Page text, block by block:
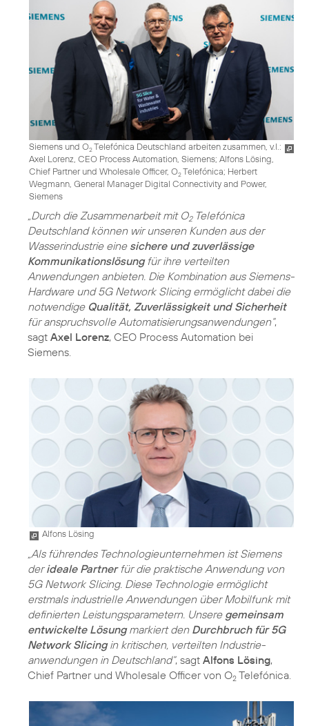
Siemens und O2Telefónica Deutschland arbeiten zusammen, v.l.:
Axel Lorenz, CEO Process Automation, Siemens; Alfons Lösing,
Chief Partner und Wholesale Officer, O2Telefónica; Herbert
Wegmann, General Manager Digital Connectivity and Power,
Siemens
„Durch die Zusammenarbeit mit O2Telefónica
Deutschland können wir unseren Kunden aus der
Wasserindustrie eine sichere und zuverlässige
Kommunikationslösungfür ihre verteilten
Anwendungen anbieten. Die Kombination aus Siemens-
Hardware und 5G Network Slicing ermöglicht dabei die
notwendige Qualität, Zuverlässigkeit und Sicherheit
für anspruchsvolle Automatisierungsanwendungen“,
sagt Axel Lorenz, CEO Process Automation bei
Siemens.
Alfons Lösing
„Als führendes Technologieunternehmen ist Siemens
derideale Partnerfür die praktische Anwendung von
5G Network Slicing. Diese Technologie ermöglicht
erstmals industrielle Anwendungen über Mobilfunk mit
definierten Leistungsparametern. Unsere gemeinsam
entwickelte Lösungmarkiert den Durchbruch für 5G
Network Slicingin kritischen, verteilten Industrie­
anwendungen in Deutschland“, sagt Alfons Lösing,
Chief Partner und Wholesale Officer von O2 Telefónica.